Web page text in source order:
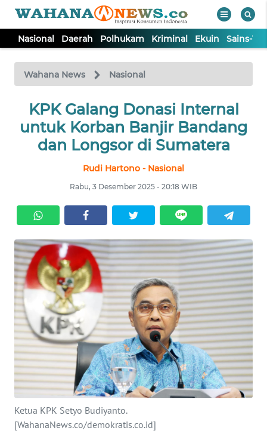
Nasional Daerah Polhukam Kriminal Ekuin Sains-
Wahana News Nasional
KPK Galang Donasi Internal
untuk Korban Banjir Bandang
dan Longsor di Sumatera
Rudi Hartono - Nasional
Rabu, 3 Desember 2025 - 20:18 WIB
Ketua KPK Setyo Budiyanto.
[WahanaNews.co/demokratis.co.id]
TV
Tutup
NASIONAL
DAERAH
KRIMINAL
EKUIN
SAINS-TEKNO
KESEHATAN
INTERNASIONAL
SERBA-SERBI
PENDIDIKAN